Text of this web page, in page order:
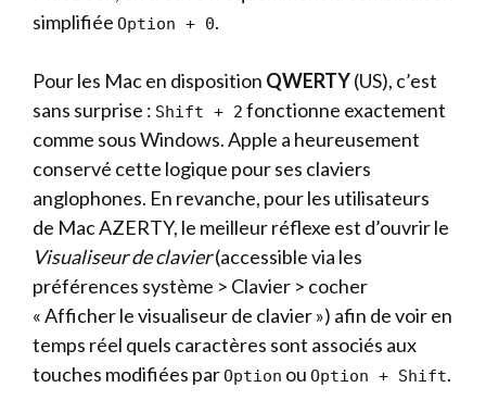
simplifiée Option + 0.
Pour les Mac en disposition QWERTY(US), c’est
sans surprise : Shift + 2 fonctionne exactement
comme sous Windows. Apple a heureusement
conservé cette logique pour ses claviers
anglophones. En revanche, pour les utilisateurs
de Mac AZERTY, le meilleur réflexe est d’ouvrir le
Visualiseur de clavier(accessible via les
préférences système > Clavier > cocher
« Afficher le visualiseur de clavier ») afin de voir en
temps réel quels caractères sont associés aux
touches modifiées parOption ou Option + Shift.